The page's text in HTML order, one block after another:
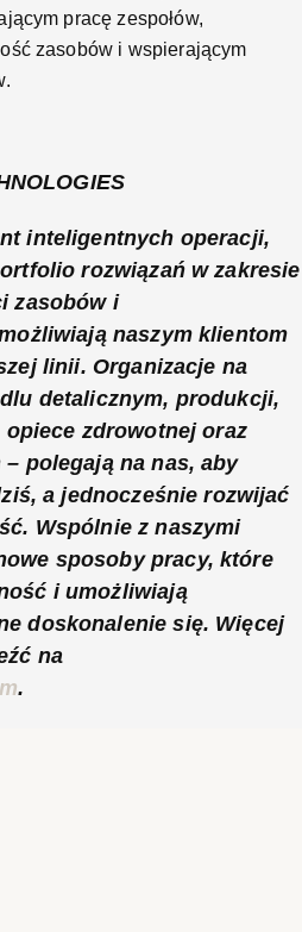
pracę zespołów,
zasobów i wspierającym
inteligentnych operacji,
rozwiązań w zakresie
zasobów i
naszym klientom
linii. Organizacje na
detalicznym, produkcji,
zdrowotnej oraz
polegają na nas, aby
a jednocześnie rozwijać
Wspólnie z naszymi
sposoby pracy, które
i umożliwiają
doskonalenie się. Więcej
na
.